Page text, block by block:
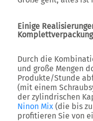
Einige
Durch die
und große Mengen
Produkte/Stunde
(mit einem
der zylindrischen
Ninon Mix (die bis
profitieren Sie von